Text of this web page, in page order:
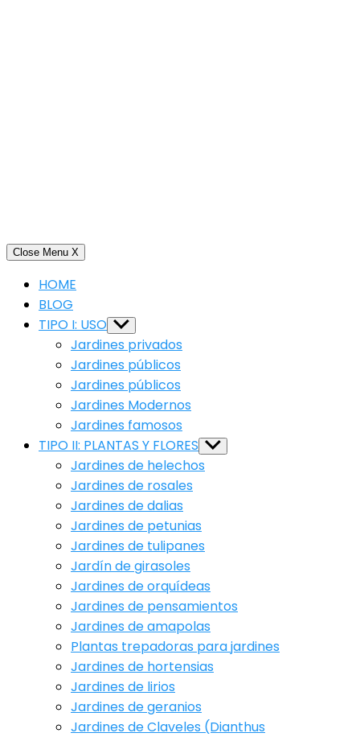
Close Menu X
HOME
BLOG
TIPO I: USO Show
sub
menu
Jardines privados
Jardines públicos
Jardines públicos
Jardines Modernos
Jardines famosos
TIPO II: PLANTAS Y FLORES Show
sub
menu
Jardines de helechos
Jardines de rosales
Jardines de dalias
Jardines de petunias
Jardines de tulipanes
Jardín de girasoles
Jardines de orquídeas
Jardines de pensamientos
Jardines de amapolas
Plantas trepadoras para jardines
Jardines de hortensias
Jardines de lirios
Jardines de geranios
Jardines de Claveles (Dianthus